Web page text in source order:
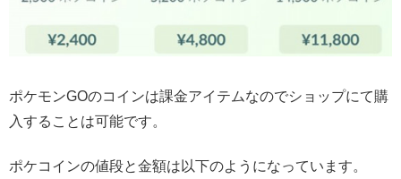
ポケモンGOのコインは課金アイテムなのでショップにて購
入することは可能です。
ポケコインの値段と金額は以下のようになっています。